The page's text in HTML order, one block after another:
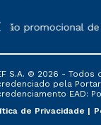
períodos de
promocional de
S.A. © 2026 - Todos
pela
EAD:
de Privacidade